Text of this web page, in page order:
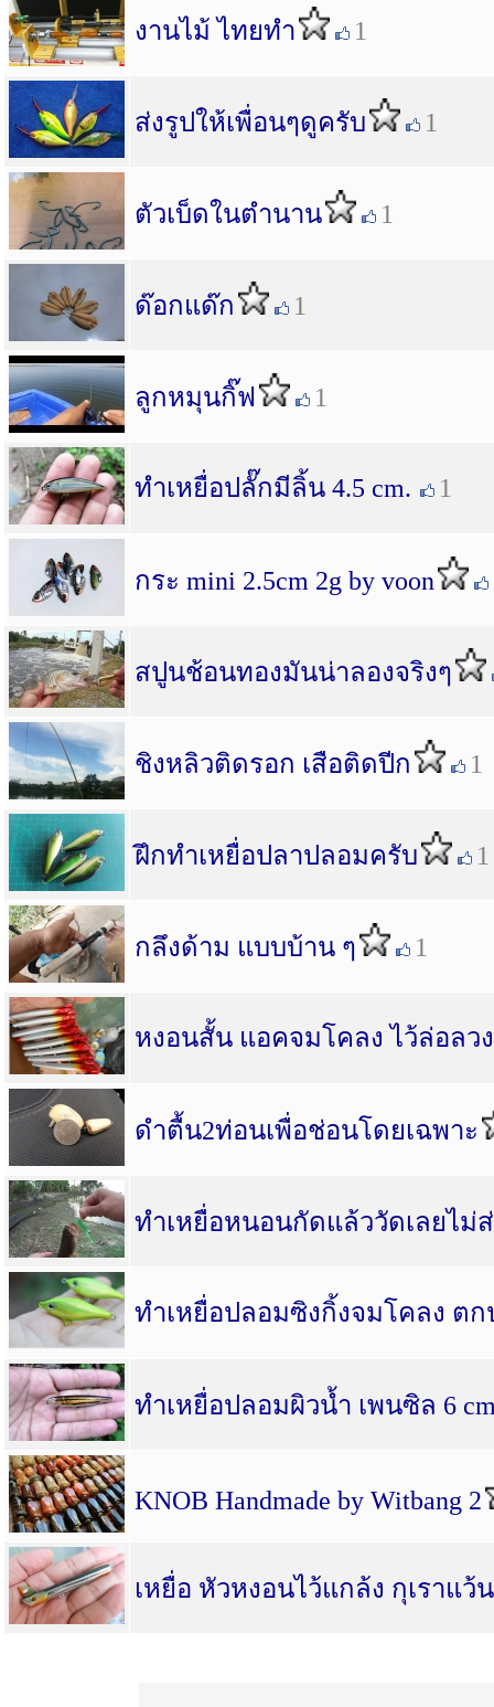
งานไม้ ไท​ยทำ​ 1
ส่งรูปให้เพื่อนๆดูครับ 1
ตัวเบ็ดในตำนาน 1
ด๊อกแด๊ก 1
ลูกหมุนกิ๊ฟ 1
ทำเหยื่อปลั๊กมีลิ้น 4.5 cm. 1
กระ mini 2.5cm 2g by voon
สปูนช้อนทองมันน่าลองจริงๆ
ชิงหลิวติดรอก เสือติดปีก 1
ฝึกทำเหยื่อปลาปลอมครับ 1
กลึงด้าม แบบบ้าน ๆ 1
หงอนสั้น แอคจมโคลง ไว้ล่อลวง
ดำตื้น2ท่อนเพื่อช่อนโดยเฉพาะ
ทำเหยื่อหนอนกัดแล้ววัดเลยไม่
ทำเหยื่อปลอมซิงกิ้งจมโคลง ต
ทำเหยื่อปลอมผิวน้ำ เพนซิล 6
KNOB Handmade by Witbang 2
เหยื่อ หัวหงอนไว้แกล้ง กุเราแว้น